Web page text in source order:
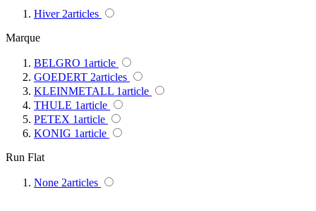
Hiver 2articles
Marque
BELGRO 1article
GOEDERT 2articles
KLEINMETALL 1article
THULE 1article
PETEX 1article
KONIG 1article
Run Flat
None 2articles